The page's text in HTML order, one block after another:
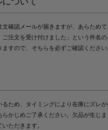
確認メールが届きますが、あらためて
ご注文を受け付けました」という件名
すので、そちらを必ずご確認ください
ため、タイミングにより在庫にズレが
らかじめご了承ください。欠品が生じま
ただきます。